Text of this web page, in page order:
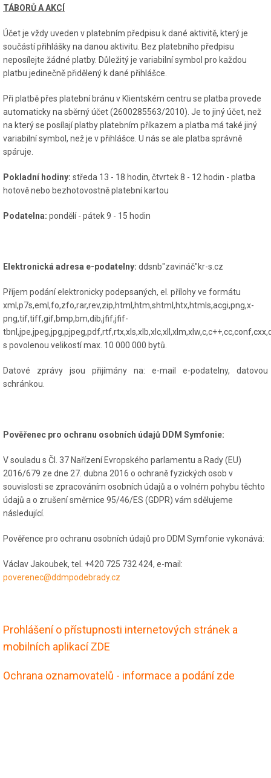
TÁBORŮ A AKCÍ
Účet je vždy uveden v platebním předpisu k dané aktivitě, který je
součástí přihlášky na danou aktivitu. Bez platebního předpisu
neposílejte žádné platby. Důležitý je variabilní symbol pro každou
platbu jedinečně přidělený k dané přihlášce.
Při platbě přes platební bránu v Klientském centru se platba provede
automaticky na sběrný účet (2600285563/2010). Je to jiný účet, než
na který se posílají platby platebním příkazem a platba má také jiný
variabilní symbol, než je v přihlášce. U nás se ale platba správně
spáruje.
Pokladní hodiny: středa 13 - 18 hodin, čtvrtek 8 - 12 hodin - platba
hotově nebo bezhotovostně platební kartou
Podatelna: pondělí - pátek 9 - 15 hodin
Elektronická adresa e-podatelny: ddsnb"zavináč"kr-s.cz
Příjem podání elektronicky podepsaných, el. přílohy ve formátu
xml,p7s,eml,fo,zfo,rar,rev,zip,html,htm,shtml,htx,htmls,acgi,png,x-
png,tif,tiff,gif,bmp,bm,dib,jfif,jfif-
s povolenou velikostí max. 10 000 000 bytů.
Datové zprávy jsou přijímány na: e-mail e-podatelny, datovou
schránkou.
Pověřenec pro ochranu osobních údajů DDM Symfonie:
V souladu s Čl. 37 Nařízení Evropského parlamentu a Rady (EU)
2016/679 ze dne 27. dubna 2016 o ochraně fyzických osob v
souvislosti se zpracováním osobních údajů a o volném pohybu těchto
údajů a o zrušení směrnice 95/46/ES (GDPR) vám sdělujeme
následující.
Pověřence pro ochranu osobních údajů pro DDM Symfonie vykonává:
Václav Jakoubek, tel. +420 725 732 424, e-mail:
poverenec@ddmpodebrady.cz
Prohlášení o přístupnosti internetových stránek a
mobilních aplikací ZDE
Ochrana oznamovatelů - informace a podání zde